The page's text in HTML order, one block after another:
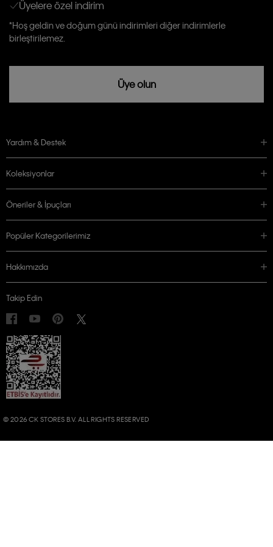
Aydınlatma Metni’niokuduğumu kabul ediyorum.
Calvin Klein tarafından kişisel verilerimin yurtdışına aktarılmasına açık
rızam vardır
Üyelere özel indirim
*Hoş geldin ve doğum günü indirimleri diğer indirimlerle
birleştirilemez.
Üye olun
Yardım & Destek
Koleksiyonlar
Öneriler & İpuçları
Popüler Kategorilerimiz
Hakkımızda
Takip Edin
© 2026 CK STORES B.V. ALL RIGHTS RESERVED